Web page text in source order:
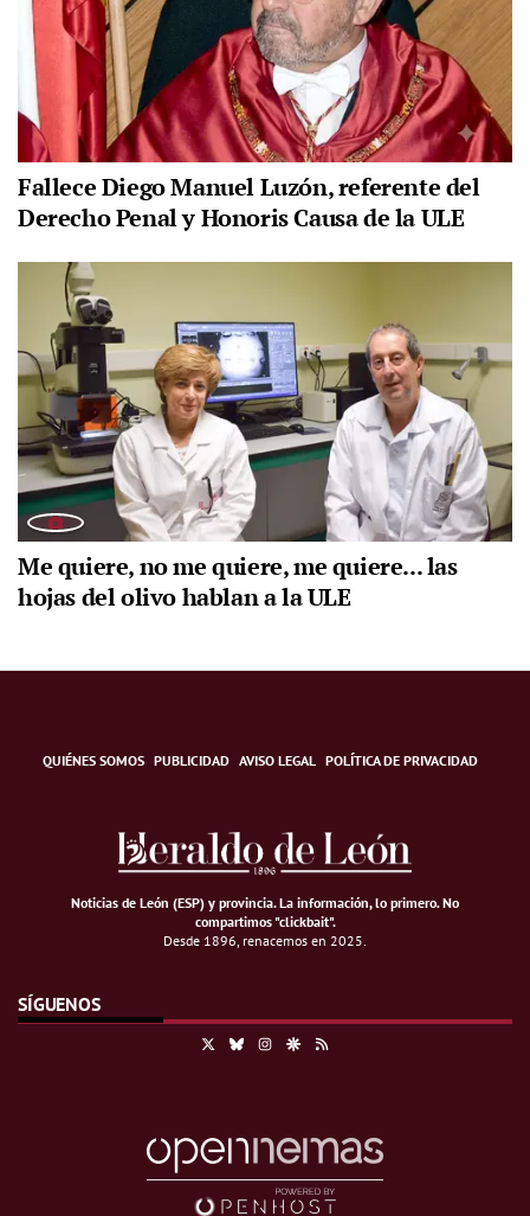
Fallece Diego Manuel Luzón, referente del
Derecho Penal y Honoris Causa de la ULE
Me quiere, no me quiere, me quiere... las
hojas del olivo hablan a la ULE
QUIÉNES SOMOS PUBLICIDAD AVISO LEGAL POLÍTICA DE PRIVACIDAD
Noticias de León (ESP) y provincia. La información, lo primero.No
compartimos "clickbait".
Desde 1896, renacemos en 2025.
SÍGUENOS
BlueskyInstagramGoogle Discover